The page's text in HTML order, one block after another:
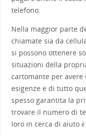
telefono.
Nella maggior parte
chiamate sia da
si possono ottenere
situazioni della
cartomante per
esigenze e di tutto
spesso garantita la
trovare il numero di
loro in cerca di aiuto